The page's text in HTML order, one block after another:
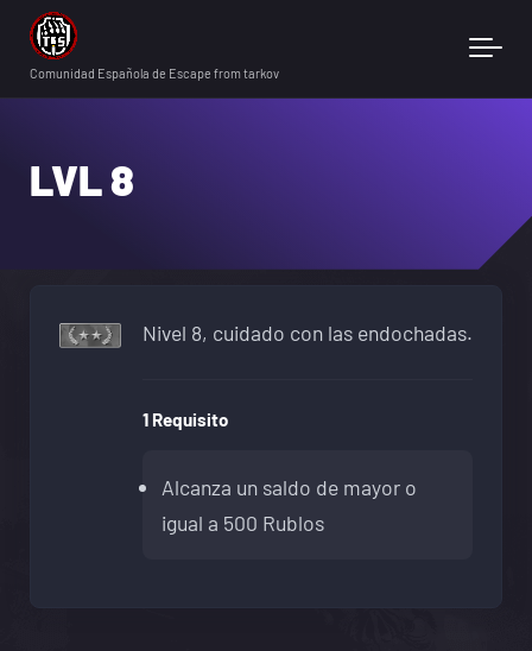
Skip to main content
Comunidad Española de Escape from tarkov
LVL 8
Nivel 8, cuidado con las endochadas.
1 Requisito
Alcanza un saldo de mayor o
igual a 500 Rublos